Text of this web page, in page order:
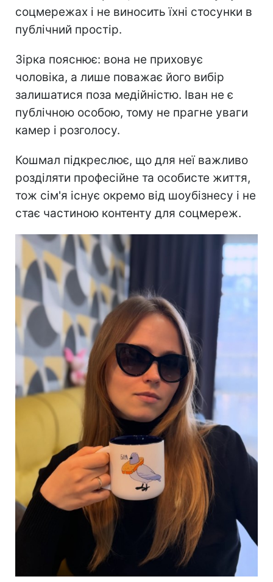
соцмережах і не виносить їхні стосунки в
публічний простір.
Зірка пояснює: вона не приховує
чоловіка, а лише поважає його вибір
залишатися поза медійністю. Іван не є
публічною особою, тому не прагне уваги
камер і розголосу.
Кошмал підкреслює, що для неї важливо
розділяти професійне та особисте життя,
тож сім'я існує окремо від шоубізнесу і не
стає частиною контенту для соцмереж.